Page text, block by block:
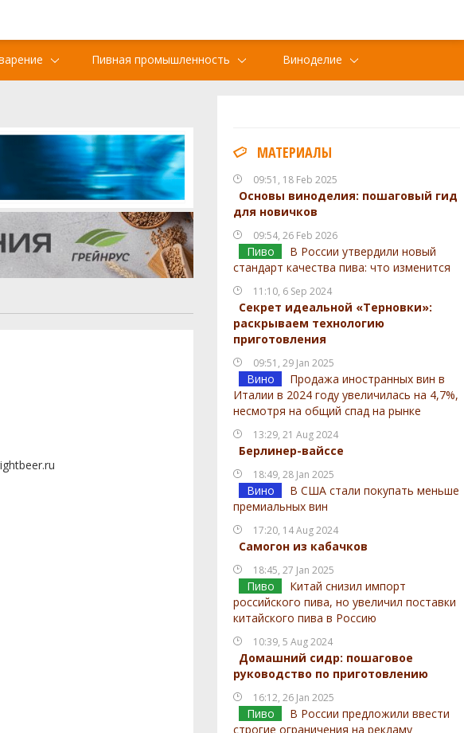
Пивная промышленность Виноделие
МАТЕРИАЛЫ
09:51, 18 Feb 2025
Основы виноделия: пошаговый гид
для новичков
09:54, 26 Feb 2026
Пиво
В России утвердили новый
стандарт качества пива: что изменится
11:10, 6 Sep 2024
Секрет идеальной «Терновки»:
раскрываем технологию
приготовления
09:51, 29 Jan 2025
Вино
Продажа иностранных вин в
Италии в 2024 году увеличилась на 4,7%,
несмотря на общий спад на рынке
13:29, 21 Aug 2024
Берлинер-вайссе
18:49, 28 Jan 2025
Вино
В США стали покупать меньше
премиальных вин
17:20, 14 Aug 2024
Самогон из кабачков
18:45, 27 Jan 2025
Пиво
Китай снизил импорт
российского пива, но увеличил поставки
китайского пива в Россию
10:39, 5 Aug 2024
Домашний сидр: пошаговое
руководство по приготовлению
16:12, 26 Jan 2025
Пиво
В России предложили ввести
строгие ограничения на рекламу